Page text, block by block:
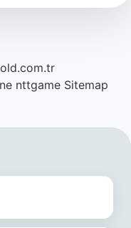
nttgame Sitemap